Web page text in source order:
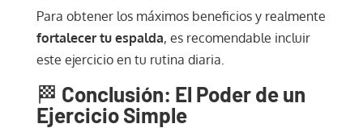
Para obtener los máximos beneficios y realmente
fortalecer tu espalda, es recomendable incluir
este ejercicio en tu rutina diaria.
🏁 Conclusión: El Poder de un
Ejercicio Simple